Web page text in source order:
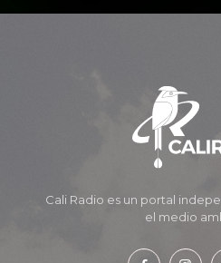
Cali Radio es un portal
el medio